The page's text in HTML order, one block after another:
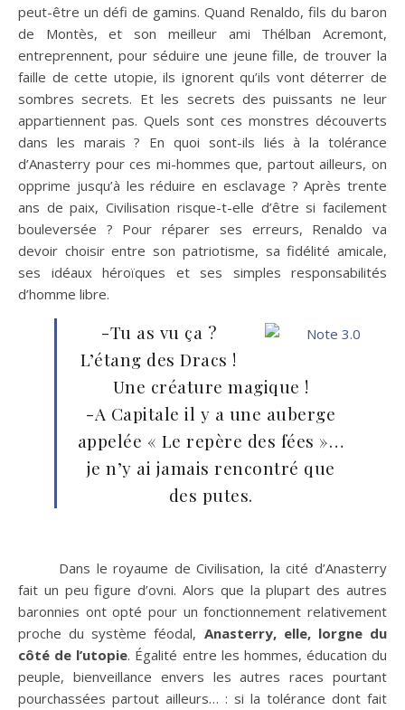
peut-être un défi de gamins. Quand Renaldo, fils du baron
de Montès, et son meilleur ami Thélban Acremont,
entreprennent, pour séduire une jeune fille, de trouver la
faille de cette utopie, ils ignorent qu’ils vont déterrer de
sombres secrets. Et les secrets des puissants ne leur
appartiennent pas. Quels sont ces monstres découverts
dans les marais ? En quoi sont-ils liés à la tolérance
d’Anasterry pour ces mi-hommes que, partout ailleurs, on
opprime jusqu’à les réduire en esclavage ? Après trente
ans de paix, Civilisation risque-t-elle d’être si facilement
bouleversée ? Pour réparer ses erreurs, Renaldo va
devoir choisir entre son patriotisme, sa fidélité amicale,
ses idéaux héroïques et ses simples responsabilités
d’homme libre.
-Tu as vu ça ?
L’étang des Dracs !
Une créature magique !
-A Capitale il y a une auberge
appelée « Le repère des fées »…
je n’y ai jamais rencontré que
des putes.
Dans le royaume de Civilisation, la cité d’Anasterry
fait un peu figure d’ovni. Alors que la plupart des autres
baronnies ont opté pour un fonctionnement relativement
proche du système féodal, Anasterry, elle, lorgne du
côté de l’utopie. Égalité entre les hommes, éducation du
peuple, bienveillance envers les autres races pourtant
pourchassées partout ailleurs… : si la tolérance dont fait